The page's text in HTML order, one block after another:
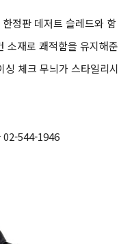
정판 데저트 슬레드와 함
소재로 쾌적함을 유지해준
체크 무늬가 스타일리시
02-544-1946